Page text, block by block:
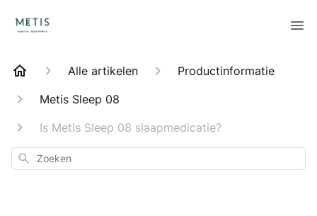
Alle artikelen
Productinformatie
Metis Sleep 08
Is Metis Sleep 08 slaapmedicatie?
Zoeken